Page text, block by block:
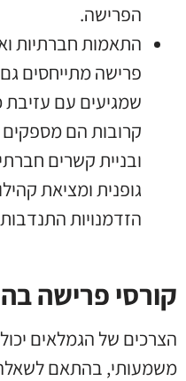
הפרישה.
התאמות חברתיות
פרישה מתייחסים
שמגיעים עם
קרובות הם מספקים
ובניית קשרים
גופנית ומציאת
הזדמנויות
קורסי פרישה
הצרכים של הגמלאים
משמעותי, בהתאם